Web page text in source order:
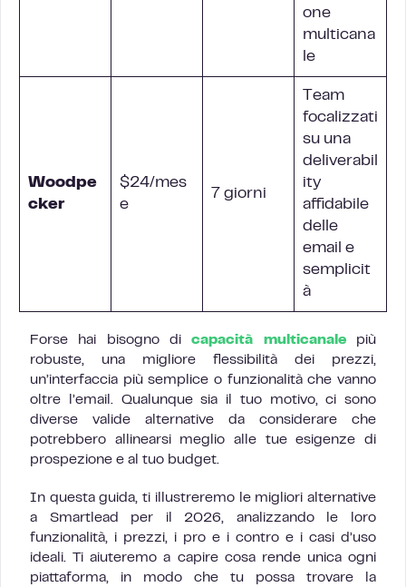
one
multicana
le
Woodpe
cker
$24/mes
e
7 giorni
Team
focalizzati
su una
deliverabil
ity
affidabile
delle
email e
semplicit
à
Forse hai bisogno dicapacità multicanalepiù
robuste, una migliore flessibilità dei prezzi,
un’interfaccia più semplice o funzionalità che vanno
oltre l’email. Qualunque sia il tuo motivo, ci sono
diverse valide alternative da considerare che
potrebbero allinearsi meglio alle tue esigenze di
prospezione e al tuo budget.
In questa guida, ti illustreremo le migliori alternative
a Smartlead per il 2026, analizzando le loro
funzionalità, i prezzi, i pro e i contro e i casi d’uso
ideali. Ti aiuteremo a capire cosa rende unica ogni
piattaforma, in modo che tu possa trovare la